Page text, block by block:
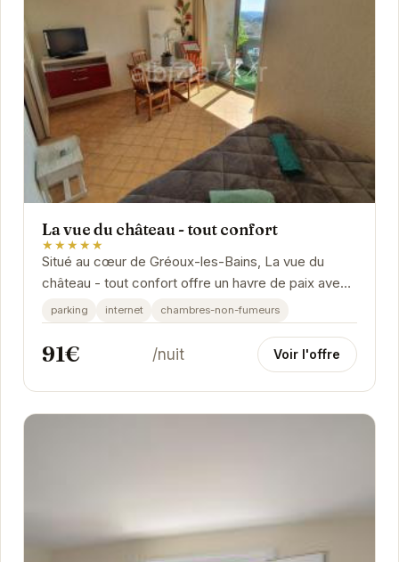
La vue du château - tout confort
★★★★★
Situé au cœur de Gréoux-les-Bains, La vue du
château - tout confort offre un havre de paix avec
des prestations de qualité. L'établissement est...
parking internet chambres-non-fumeurs
91€ /nuit Voir l'offre